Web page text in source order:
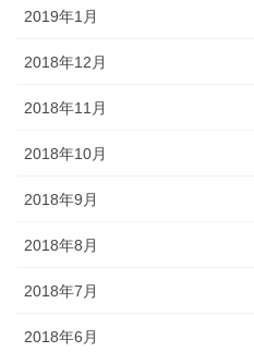
2019年1月
2018年12月
2018年11月
2018年10月
2018年9月
2018年8月
2018年7月
2018年6月